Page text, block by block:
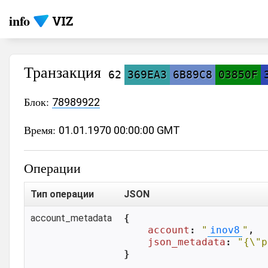
info
Транзакция 62 369EA3 6B89C8 03850F
Блок: 78989922
Время: 01.01.1970 00:00:00 GMT
Операции
Тип операции JSON
account_metadata
{
account : " inov8 " ,
json_metadata :
}